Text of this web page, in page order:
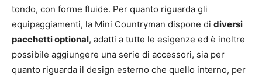
tondo, con forme fluide. Per quanto riguarda gli
equipaggiamenti, la Mini Countryman dispone di diversi
pacchetti optional, adatti a tutte le esigenze ed è inoltre
possibile aggiungere una serie di accessori, sia per
quanto riguarda il design esterno che quello interno, per